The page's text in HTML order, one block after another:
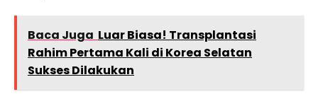
Baca Juga Luar Biasa! Transplantasi
Rahim Pertama Kali di Korea Selatan
Sukses Dilakukan